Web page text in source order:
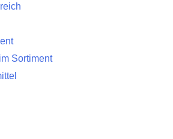
Sortiment